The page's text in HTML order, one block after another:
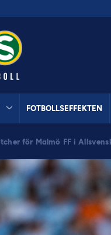
FOTBOLLSEFFEKTEN
för Malmö FF i